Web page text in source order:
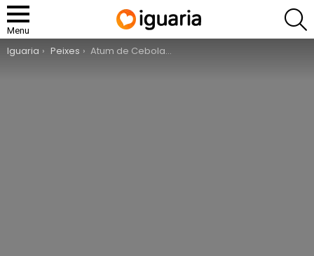
Menu
You are here:
Iguaria Peixes Atum de Cebolada